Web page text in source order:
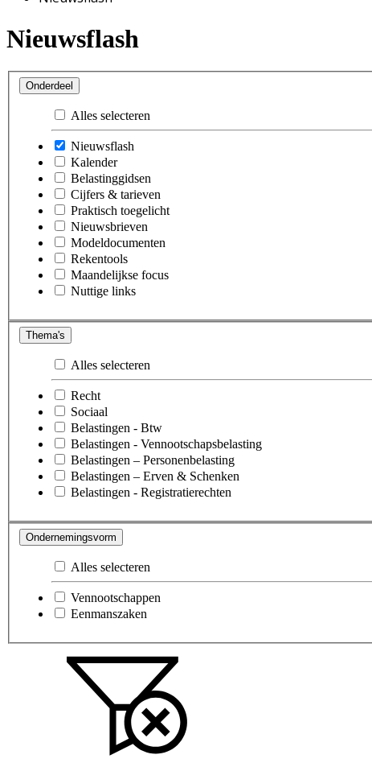
Nieuwsflash
Onderdeel
Alles selecteren
Nieuwsflash
Kalender
Belastinggidsen
Cijfers & tarieven
Praktisch toegelicht
Nieuwsbrieven
Modeldocumenten
Rekentools
Maandelijkse focus
Nuttige links
Thema's
Alles selecteren
Recht
Sociaal
Belastingen - Btw
Belastingen - Vennootschapsbelasting
Belastingen – Personenbelasting
Belastingen – Erven & Schenken
Belastingen - Registratierechten
Ondernemingsvorm
Alles selecteren
Vennootschappen
Eenmanszaken